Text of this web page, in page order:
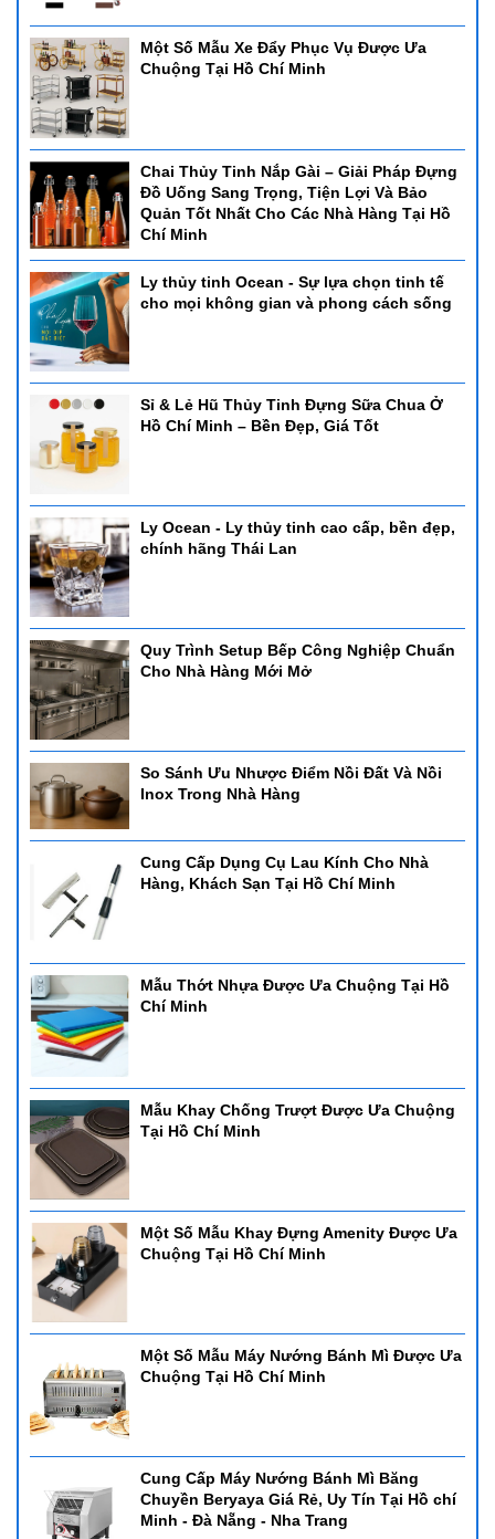
Một Số Mẫu Xe Đẩy Phục Vụ Được Ưa
Chuộng Tại Hồ Chí Minh
Chai Thủy Tinh Nắp Gài – Giải Pháp Đựng
Đồ Uống Sang Trọng, Tiện Lợi Và Bảo
Quản Tốt Nhất Cho Các Nhà Hàng Tại Hồ
Chí Minh
Ly thủy tinh Ocean - Sự lựa chọn tinh tế
cho mọi không gian và phong cách sống
Sỉ & Lẻ Hũ Thủy Tinh Đựng Sữa Chua Ở
Hồ Chí Minh – Bền Đẹp, Giá Tốt
Ly Ocean - Ly thủy tinh cao cấp, bền đẹp,
chính hãng Thái Lan
Quy Trình Setup Bếp Công Nghiệp Chuẩn
Cho Nhà Hàng Mới Mở
So Sánh Ưu Nhược Điểm Nồi Đất Và Nồi
Inox Trong Nhà Hàng
Cung Cấp Dụng Cụ Lau Kính Cho Nhà
Hàng, Khách Sạn Tại Hồ Chí Minh
Mẫu Thớt Nhựa Được Ưa Chuộng Tại Hồ
Chí Minh
Mẫu Khay Chống Trượt Được Ưa Chuộng
Tại Hồ Chí Minh
Một Số Mẫu Khay Đựng Amenity Được Ưa
Chuộng Tại Hồ Chí Minh
Một Số Mẫu Máy Nướng Bánh Mì Được Ưa
Chuộng Tại Hồ Chí Minh
Cung Cấp Máy Nướng Bánh Mì Băng
Chuyền Beryaya Giá Rẻ, Uy Tín Tại Hồ chí
Minh - Đà Nẵng - Nha Trang